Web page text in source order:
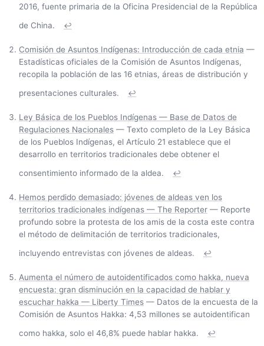
2016, fuente primaria de la Oficina Presidencial de la República
de China.
↩
Comisión de Asuntos Indígenas: Introducción de cada etnia —
Estadísticas oficiales de la Comisión de Asuntos Indígenas,
recopila la población de las 16 etnias, áreas de distribución y
presentaciones culturales.
↩
Ley Básica de los Pueblos Indígenas — Base de Datos de
Regulaciones Nacionales — Texto completo de la Ley Básica
de los Pueblos Indígenas, el Artículo 21 establece que el
desarrollo en territorios tradicionales debe obtener el
consentimiento informado de la aldea.
↩
Hemos perdido demasiado: jóvenes de aldeas ven los
territorios tradicionales indígenas — The Reporter — Reporte
profundo sobre la protesta de los amis de la costa este contra
el método de delimitación de territorios tradicionales,
incluyendo entrevistas con jóvenes de aldeas.
↩
Aumenta el número de autoidentificados como hakka, nueva
encuesta: gran disminución en la capacidad de hablar y
escuchar hakka — Liberty Times — Datos de la encuesta de la
Comisión de Asuntos Hakka: 4,53 millones se autoidentifican
como hakka, solo el 46,8% puede hablar hakka.
↩